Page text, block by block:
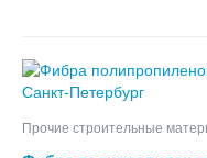
Прочие строительные